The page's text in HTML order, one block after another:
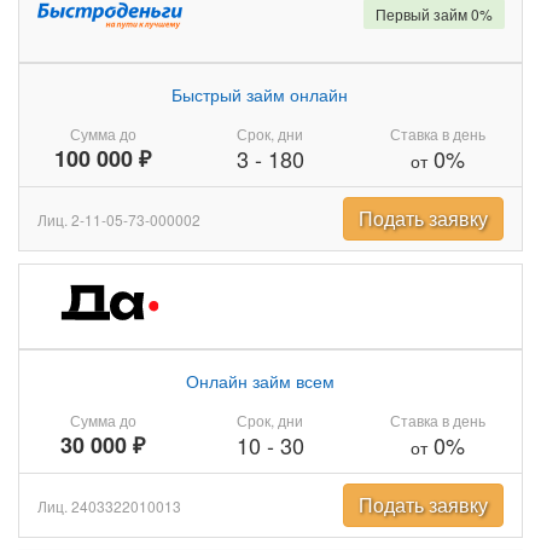
Сумма до
100 000 ₽
Быстрый займ онлайн
Срок, дни
3 - 180
Ставка в день
от0%
Первый займ 0%
Лиц. 2-11-05-73-000002 Подать заявку
Сумма до
30 000 ₽
Онлайн займ всем
Срок, дни
10 - 30
Ставка в день
от0%
Лиц. 2403322010013 Подать заявку